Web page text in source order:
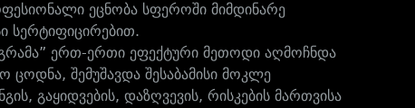
ეცნობა სფეროში მიმდინარე
სერტიფიცირებით.
ერთ-ერთი ეფექტური მეთოდი აღმოჩნდა
ცოდნა, შემუშავდა შესაბამისი მოკლე
გაყიდვების, დაზღვევის, რისკების მართვისა